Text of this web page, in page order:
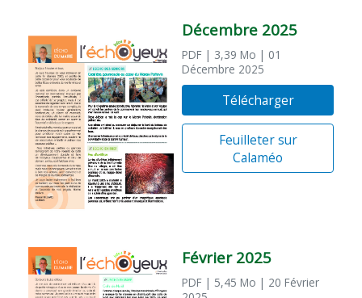
Décembre 2025
PDF | 3,39 Mo | 01
Décembre 2025
Télécharger
Feuilleter sur
Calaméo
Février 2025
PDF | 5,45 Mo | 20 Février